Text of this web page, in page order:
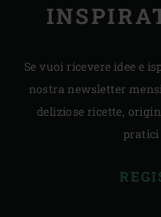
Se vuoi ricevere idee e
nostra newsletter
deliziose ricette,
pratici